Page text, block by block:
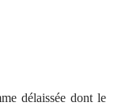
délaissée dont le